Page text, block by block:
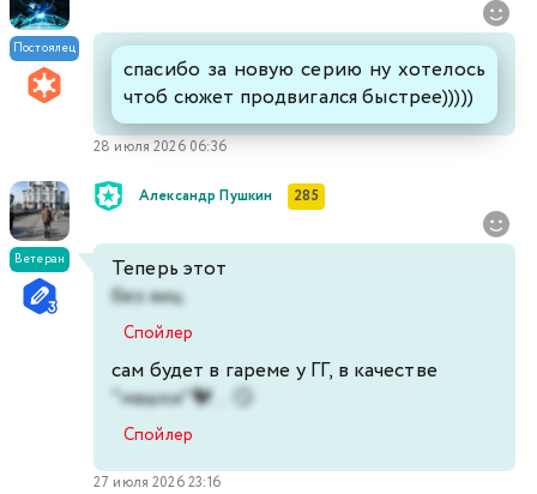
Постоялец
спасибо за новую серию ну хотелось
чтоб сюжет продвигался быстрее)))))
28 июля 2026 06:36
Ветеран
Александр Пушкин 285
Теперь этот
без яиц
Спойлер
сам будет в гареме у ГГ, в качестве
"машки"🐓... 😏
Спойлер
27 июля 2026 23:16